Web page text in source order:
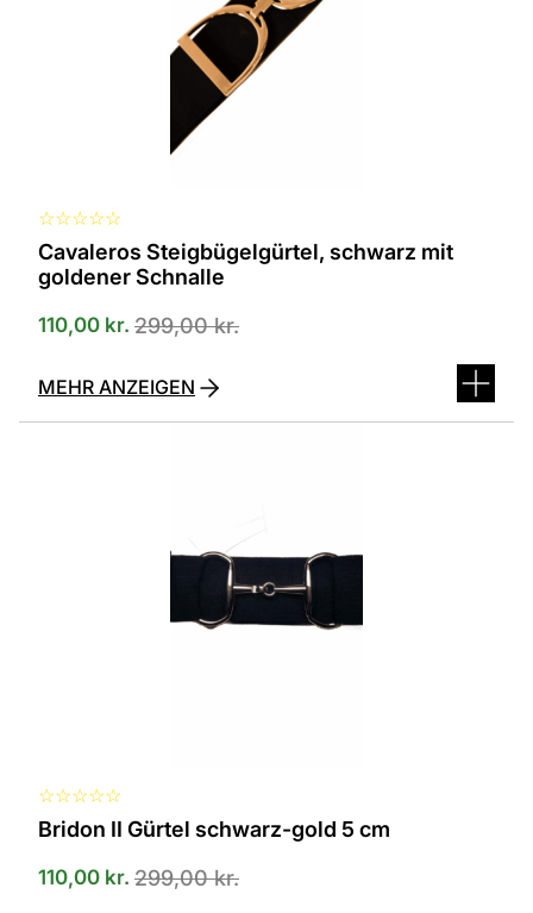
☆☆☆☆☆
Cavaleros Steigbügelgürtel, schwarz mit
goldener Schnalle
299,00kr.
110,00 kr.
MEHR ANZEIGEN
☆☆☆☆☆
Bridon II Gürtel schwarz-gold 5 cm
299,00kr.
110,00 kr.